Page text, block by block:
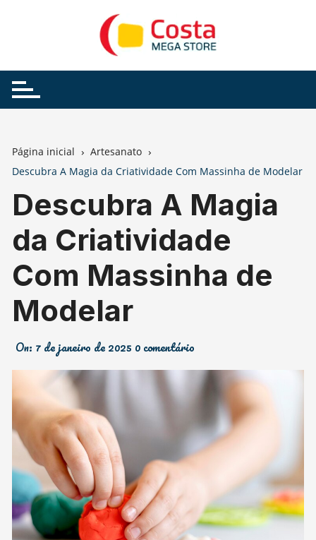
Página inicial
Artesanato
Descubra A Magia da Criatividade Com Massinha de Modelar
Descubra A Magia
da Criatividade
Com Massinha de
Modelar
On: 7 de janeiro de 2025 0 comentário